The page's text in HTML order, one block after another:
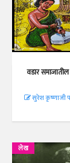
वडार
सुरेश कृष्णाजी
लेख